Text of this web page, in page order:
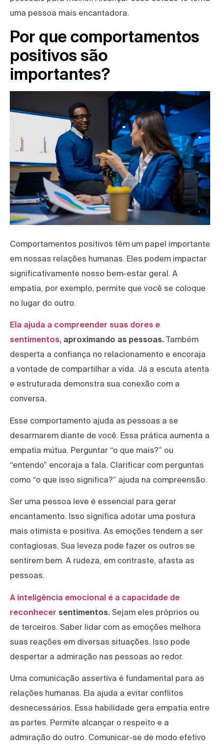
uma pessoa mais encantadora.
Por que comportamentos
positivos são
importantes?
Comportamentos positivos têm um papel importante
em nossas relações humanas. Eles podem impactar
significativamente nosso bem-estar geral. A
empatia, por exemplo, permite que você se coloque
no lugar do outro.
Ela ajuda a compreender suas dores e
sentimentos, aproximando as pessoas. Também
desperta a confiança no relacionamento e encoraja
a vontade de compartilhar a vida. Já a escuta atenta
e estruturada demonstra sua conexão com a
conversa.
Esse comportamento ajuda as pessoas a se
desarmarem diante de você. Essa prática aumenta a
empatia mútua. Perguntar “o que mais?” ou
“entendo” encoraja a fala. Clarificar com perguntas
como “o que isso significa?” ajuda na compreensão.
Ser uma pessoa leve é essencial para gerar
encantamento. Isso significa adotar uma postura
mais otimista e positiva. As emoções tendem a ser
contagiosas. Sua leveza pode fazer os outros se
sentirem bem. A rudeza, em contraste, afasta as
pessoas.
A inteligência emocional é a capacidade de
reconhecer sentimentos. Sejam eles próprios ou
de terceiros. Saber lidar com as emoções melhora
suas reações em diversas situações. Isso pode
despertar a admiração nas pessoas ao redor.
Uma comunicação assertiva é fundamental para as
relações humanas. Ela ajuda a evitar conflitos
desnecessários. Essa habilidade gera empatia entre
as partes. Permite alcançar o respeito e a
admiração do outro. Comunicar-se de modo efetivo